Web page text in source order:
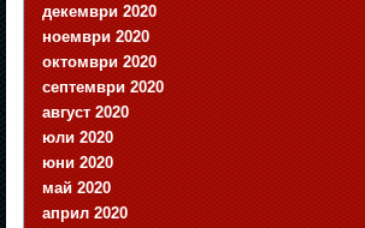
декември 2020
ноември 2020
октомври 2020
септември 2020
август 2020
юли 2020
юни 2020
май 2020
април 2020